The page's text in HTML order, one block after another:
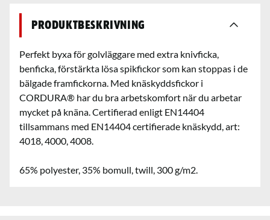
Produktbeskrivning
Perfekt byxa för golvläggare med extra knivficka,
benficka, förstärkta lösa spikfickor som kan stoppas i de
bälgade framfickorna. Med knäskyddsfickor i
CORDURA® har du bra arbetskomfort när du arbetar
mycket på knäna. Certifierad enligt EN14404
tillsammans med EN14404 certifierade knäskydd, art:
4018, 4000, 4008.
65% polyester, 35% bomull, twill, 300 g/m2.